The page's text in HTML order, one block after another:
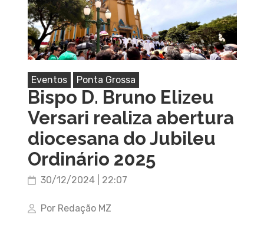
Eventos Ponta Grossa
Bispo D. Bruno Elizeu
Versari realiza abertura
diocesana do Jubileu
Ordinário 2025
30/12/2024 | 22:07
Por Redação MZ